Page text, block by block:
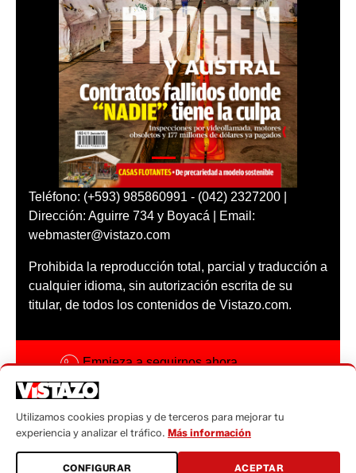
Teléfono: (+593) 985860991 - (042) 2327200 |
Dirección: Aguirre 734 y Boyacá | Email:
webmaster@vistazo.com
Prohibida la reproducción total, parcial y traducción a
cualquier idioma, sin autorización escrita de su
titular, de todos los contenidos de Vistazo.com.
Empieza a seguirnos ahora
Código ética
Sugerencias a:
sugerencias@vistazo.com
Utilizamos cookies propias y de terceros para mejorar tu
experiencia y analizar el tráfico. Más información
CONFIGURAR ACEPTAR